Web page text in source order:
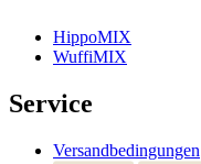
HippoMIX
WuffiMIX
Service
Versandbedingungen